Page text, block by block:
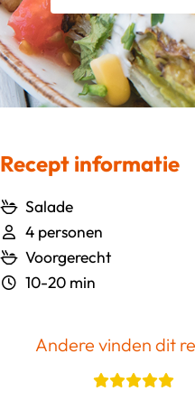
Recept informatie
Salade
4 personen
Voorgerecht
10-20 min
Andere vinden dit